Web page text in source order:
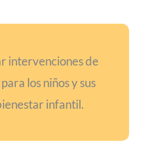
intervenciones de
los niños y sus
infantil.